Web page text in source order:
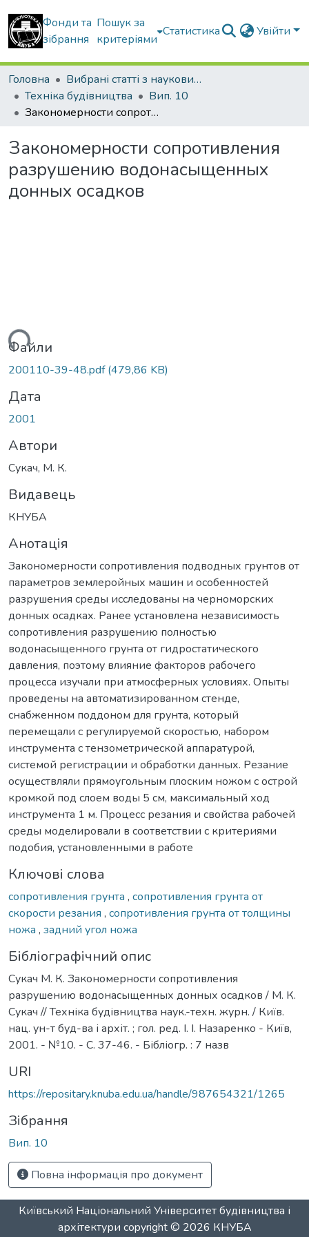
Фонди та
зібрання
Пошук за
критеріями
Статистика Увійти
Головна
Вибрані статті з наукових збірників КНУБА
Техніка будівництва
Вип. 10
Закономерности сопротивления разрушению водонасыщенных донных осадков
Закономерности сопротивления
разрушению водонасыщенных
донных осадков
Файли
200110-39-48.pdf(479,86 KB)
Дата
2001
Автори
Сукач, М. К.
Видавець
КНУБА
Анотація
Закономерности сопротивления подводных грунтов от
параметров землеройных машин и особенностей
разрушения среды исследованы на черноморских
донных осадках. Ранее установлена независимость
сопротивления разрушению полностью
водонасыщенного грунта от гидростатического
давления, поэтому влияние факторов рабочего
процесса изучали при атмосферных условиях. Опыты
проведены на автоматизированном стенде,
снабженном поддоном для грунта, который
перемещали с регулируемой скоростью, набором
инструмента с тензометрической аппаратурой,
системой регистрации и обработки данных. Резание
осуществляли прямоугольным плоским ножом с острой
кромкой под слоем воды 5 см, максимальный ход
инструмента 1 м. Процесс резания и свойства рабочей
среды моделировали в соответствии с критериями
подобия, установленными в работе
Ключові слова
сопротивления грунта , сопротивления грунта от
скорости резания , сопротивления грунта от толщины
ножа , задний угол ножа
Бібліографічний опис
Сукач М. К. Закономерности сопротивления
разрушению водонасыщенных донных осадков / М. К.
Сукач // Техніка будівництва наук.-техн. журн. / Київ.
нац. ун-т буд-ва і архіт. ; гол. ред. І. І. Назаренко - Київ,
2001. - №10. - С. 37-46. - Бібліогр. : 7 назв
URI
https://repositary.knuba.edu.ua/handle/987654321/1265
Зібрання
Вип. 10
Повна інформація про документ
Київський Національний Університет будівництва і
архітектури copyright © 2026 КНУБА